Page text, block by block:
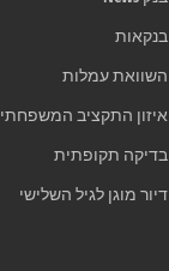
בנקאות
השוואת עמלות
איזון התקציב המשפחתי
בדיקה תקופתית
דיור מוגן לגיל השלישי